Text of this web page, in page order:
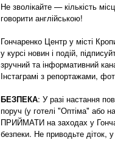
Не зволікайте — кількість
говорити англійською!
Гончаренко Центр у місті
у курсі новин і подій,
зручний та інформативний
Інстаграмі з репортажами,
БЕЗПЕКА: У разі настання
поруч (у готелі "Оптіма" або
ПРИЙМАТИ на заходах у
безпеки. Не приводьте діток,